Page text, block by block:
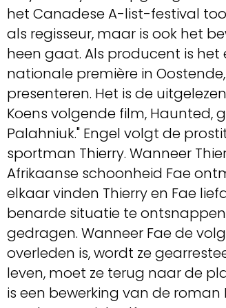
het Canadese A-list-festival
als regisseur, maar is ook het
heen gaat. Als producent is
nationale première in
presenteren. Het is de
Koens volgende film, Haunted,
Palahniuk." Engel volgt de
sportman Thierry. Wanneer
Afrikaanse schoonheid Fae
elkaar vinden Thierry en Fae
benarde situatie te
gedragen. Wanneer Fae de
overleden is, wordt ze
leven, moet ze terug naar de
is een bewerking van de